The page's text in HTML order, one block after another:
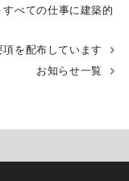
すべての仕事に建築的
を配布しています
お知らせ一覧